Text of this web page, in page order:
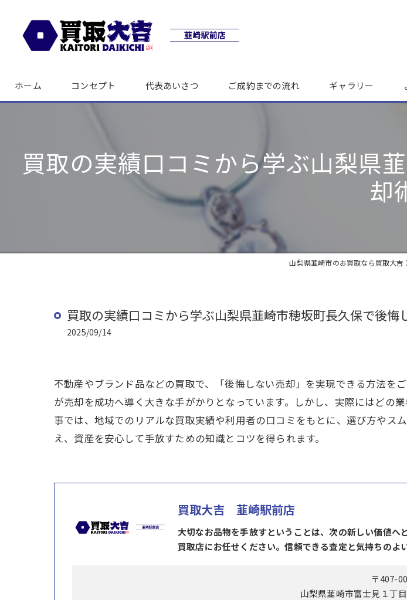
ホーム コンセプト 代表あいさつ ご成約までの流れ ギャラリー
買取の実績口コミから学ぶ山梨県
却
山梨県韮崎市のお買取なら買取大吉
買取の実績口コミから学ぶ山梨県韮崎市穂坂町長久保で後悔
2025/09/14
不動産やブランド品などの買取で、「後悔しない売却」を実現できる方法を
が売却を成功へ導く大きな手がかりとなっています。しかし、実際にはどの
事では、地域でのリアルな買取実績や利用者の口コミをもとに、選び方やス
え、資産を安心して手放すための知識とコツを得られます。
買取大吉 韮崎駅前店
大切なお品物を手放すということは、次の新しい価値へ
買取店にお任せください。信頼できる査定と気持ちのよ
〒407-
山梨県韮崎市富士見１丁